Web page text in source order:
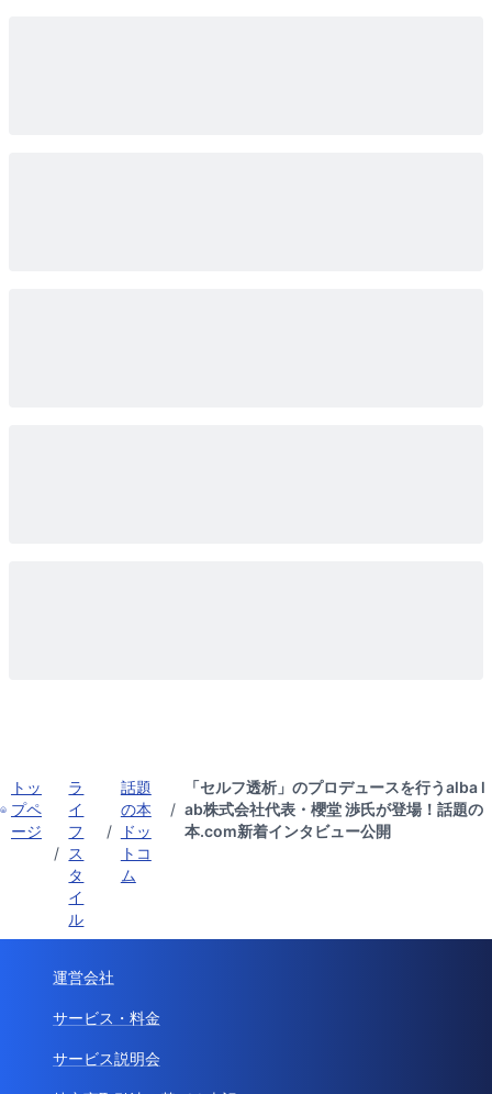
トッ
プペ
ージ
/
ラ
イ
フ
ス
タ
イ
ル
/
話題
の本
ドッ
トコ
ム
/
「セルフ透析」のプロデュースを行うalba l
ab株式会社代表・櫻堂 渉氏が登場！話題の
本.com新着インタビュー公開
運営会社
サービス・料金
サービス説明会